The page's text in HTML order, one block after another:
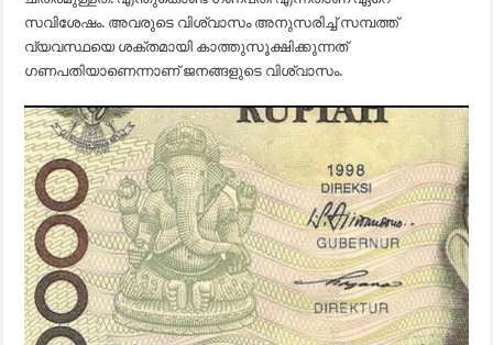
സവിശേഷം. അവരുടെ വിശ്വാസം അനുസരിച്ച് സമ്പത്ത്
വ്യവസ്ഥയെ ശക്തമായി കാത്തുസൂക്ഷിക്കുന്നത്
ഗണപതിയാണെന്നാണ് ജനങ്ങളുടെ വിശ്വാസം.